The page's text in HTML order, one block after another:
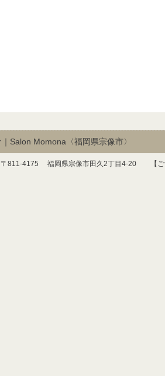
Salon Momona〈福岡県宗像市〉
811-4175 福岡県宗像市田久2丁目 4-20 【ご